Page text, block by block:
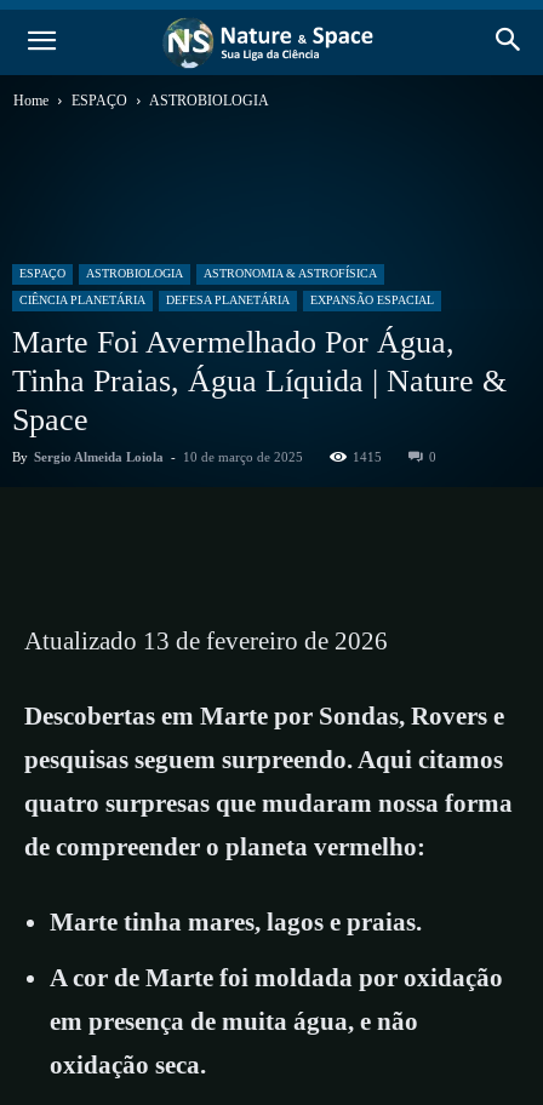
Home ESPAÇO ASTROBIOLOGIA
ESPAÇO ASTROBIOLOGIA
ASTRONOMIA & ASTROFÍSICA
CIÊNCIA PLANETÁRIA
DEFESA PLANETÁRIA EXPANSÃO ESPACIAL
Marte Foi Avermelhado Por Água,
Tinha Praias, Água Líquida | Nature &
Space
By Sergio Almeida Loiola - 10 de março de 2025 1415 0
Atualizado 13 de fevereiro de 2026
Descobertas em Marte por Sondas, Rovers e
pesquisas seguem surpreendo. Aqui citamos
quatro surpresas que mudaram nossa forma
de compreender o planeta vermelho:
Marte tinha mares, lagos e praias.
A cor de Marte foi moldada por oxidação
em presença de muita água, e não
oxidação seca.